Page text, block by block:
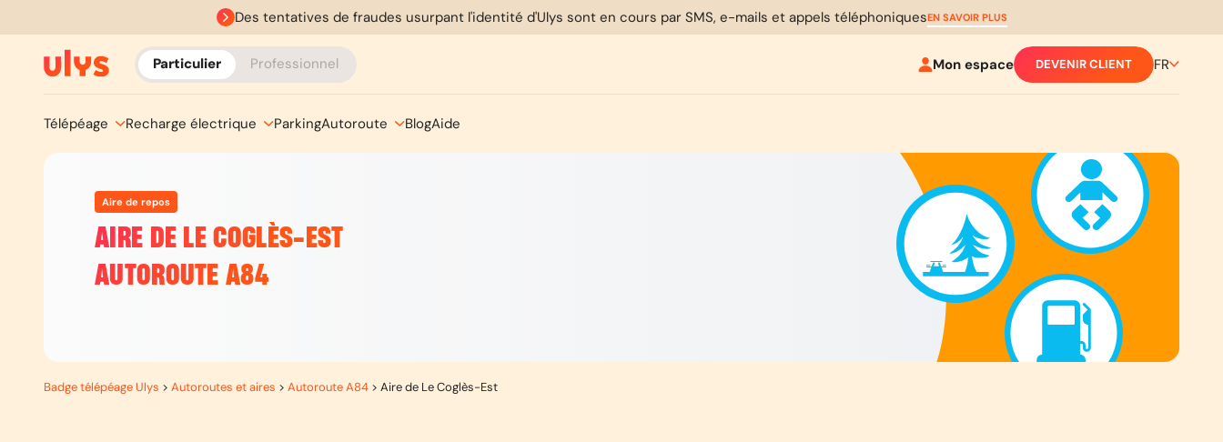
Des tentatives de fraudes usurpant l'identité d'Ulys sont en cours par SMS, e-mails et appels téléphoniquesEN SAVOIR PLUS
Particulier Professionnel Mon espace DEVENIR CLIENT FR
Télépéage Recharge électrique ParkingAutoroute BlogAide
Aire de repos
AIRE DE LE COGLÈS-EST
AUTOROUTE A84
Badge télépéage Ulys > Autoroutes et aires > Autoroute A84 > Aire de Le Coglès-Est